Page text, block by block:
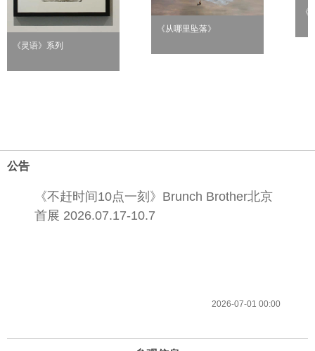
《灵语》系列
《从哪里坠落》
《
公告
《不赶时间10点一刻》Brunch Brother北京
首展 2026.07.17-10.7
2026-07-01 00:00